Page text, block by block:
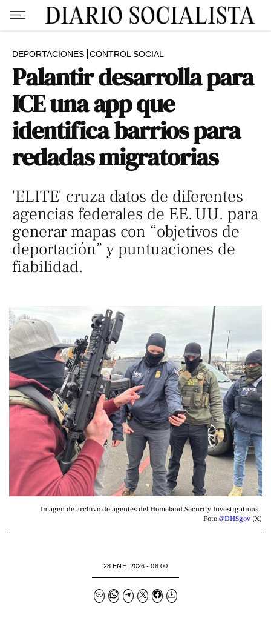
DEPORTACIONES CONTROL SOCIAL
Palantir desarrolla para
ICE una app que
identifica barrios para
redadas migratorias
'ELITE' cruza datos de diferentes
agencias federales de EE. UU. para
generar mapas con “objetivos de
deportación” y puntuaciones de
fiabilidad.
Imagen de archivo de agentes del Homeland Security Investigations.
Foto:@DHSgov (X)
28 ENE. 2026 - 08:00